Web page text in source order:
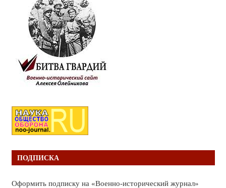
ПОДПИСКА
Оформить подписку на «Военно-исторический журнал»